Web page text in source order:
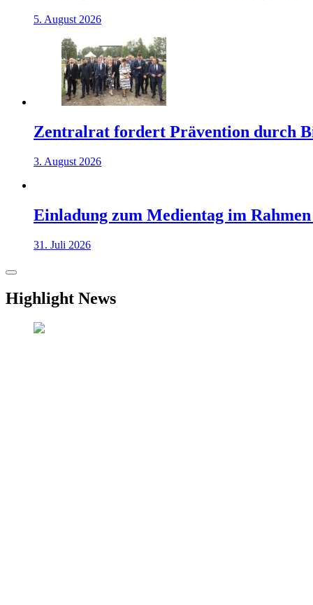
5. August 2026
Zentralrat fordert Prävention durch
3. August 2026
Einladung zum Medientag im
31. Juli 2026
Highlight News